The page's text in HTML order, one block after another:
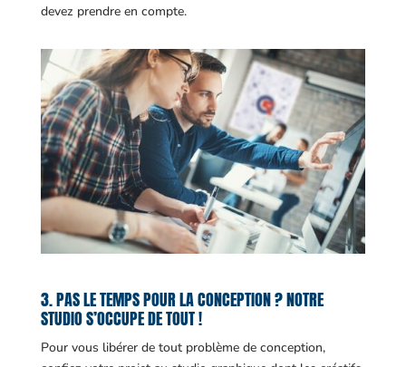
devez prendre en compte.
3. PAS LE TEMPS POUR LA CONCEPTION ? NOTRE
STUDIO S’OCCUPE DE TOUT !
Pour vous libérer de tout problème de conception,